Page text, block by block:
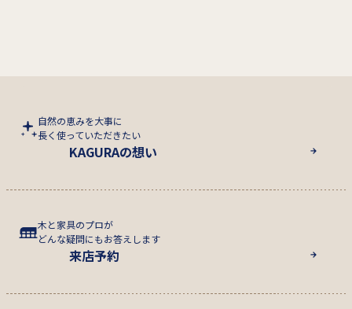
自然の恵みを大事に
長く使っていただきたい
KAGURAの想い
木と家具のプロが
どんな疑問にもお答えします
来店予約